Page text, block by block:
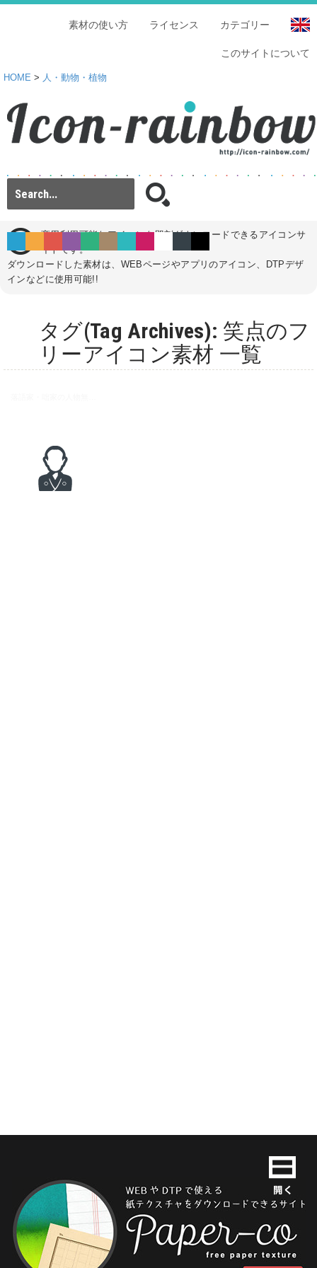
カテゴリー
ライセンス
素材の使い方
このサイトについて
HOME > 人・動物・植物
商用利用可能なアイコンを即刻ダウンロードできるアイコンサ
イトです。
ダウンロードした素材は、WEBページやアプリのアイコン、DTPデザ
インなどに使用可能!!
タグ(Tag Archives): 笑点のフ
リーアイコン素材 一覧